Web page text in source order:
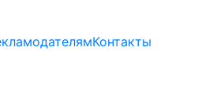
Контакты